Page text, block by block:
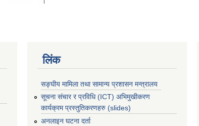
लिंक
सङ्घीय मामिला तथा सामान्य प्रशासन मन्त्रालय
सूचना संचार र प्रविधि (ICT) अभिमुखीकरण
कार्यक्रम प्रस्तुतिकरणहरु (slides)
अनलाइन घटना दर्ता